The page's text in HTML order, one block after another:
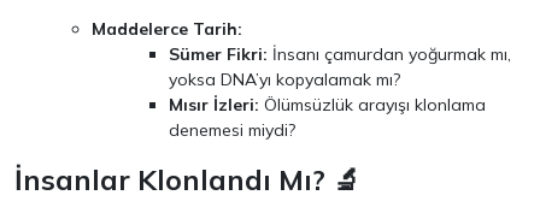
Maddelerce Tarih:
Sümer Fikri: İnsanı çamurdan yoğurmak mı,
yoksa DNA’yı kopyalamak mı?
Mısır İzleri: Ölümsüzlük arayışı klonlama
denemesi miydi?
İnsanlar Klonlandı Mı? 🔬